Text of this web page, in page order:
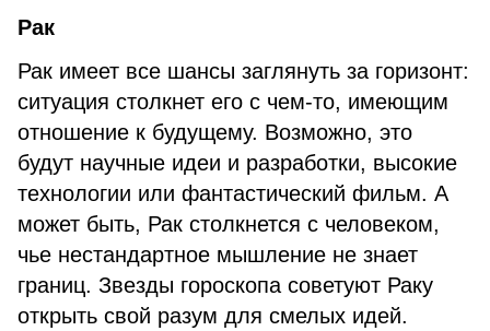
Рак
Рак имеет все шансы заглянуть за горизонт:
ситуация столкнет его с чем-то, имеющим
отношение к будущему. Возможно, это
будут научные идеи и разработки, высокие
технологии или фантастический фильм. А
может быть, Рак столкнется с человеком,
чье нестандартное мышление не знает
границ. Звезды гороскопа советуют Раку
открыть свой разум для смелых идей.